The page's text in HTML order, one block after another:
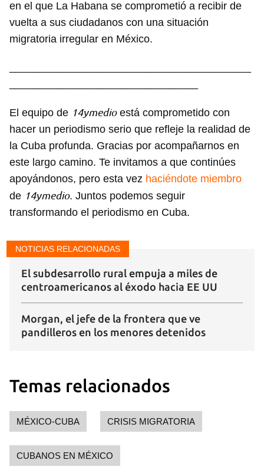
Guardar como favorito
Para poder guardar como favorito, primero has de
iniciar sesión con tu cuenta de 14ymedio.
INICIAR SESIÓN
en el que La Habana se comprometió a recibir de
vuelta a sus ciudadanos con una situación
migratoria irregular en México.
El equipo de 14ymedioestá comprometido con
hacer un periodismo serio que refleje la realidad de
la Cuba profunda. Gracias por acompañarnos en
este largo camino. Te invitamos a que continúes
apoyándonos, pero esta vez haciéndote miembro
de 14ymedio. Juntos podemos seguir
transformando el periodismo en Cuba.
NOTICIAS RELACIONADAS
El subdesarrollo rural empuja a miles de
centroamericanos al éxodo hacia EE UU
Morgan, el jefe de la frontera que ve
pandilleros en los menores detenidos
Temas relacionados
MÉXICO-CUBA CRISIS MIGRATORIA
CUBANOS EN MÉXICO